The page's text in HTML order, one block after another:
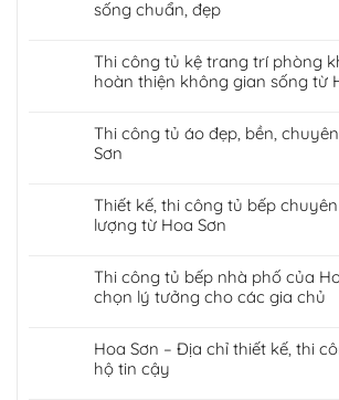
sống chuẩn, đẹp
Thi công tủ kệ trang trí phòng
hoàn thiện không gian sống từ
Thi công tủ áo đẹp, bền,
Sơn
Thiết kế, thi công tủ bếp
lượng từ Hoa Sơn
Thi công tủ bếp nhà phố của
chọn lý tưởng cho các gia chủ
Hoa Sơn – Địa chỉ thiết kế, thi
hộ tin cậy